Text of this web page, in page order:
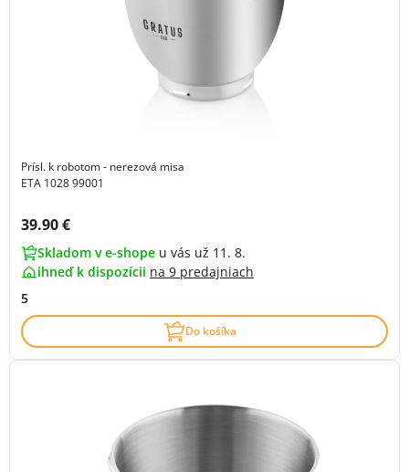
Prísl. k robotom - nerezová misa
ETA 1028 99001
Cena s DPH:
39.90 €
Skladom v e-shope u vás už 11. 8.
ihneď k dispozícii na 9 predajniach
5
Do košíka